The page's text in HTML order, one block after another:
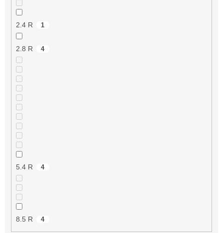
2.4 R 1
2.8 R 4
5.4 R 4
8.5 R 4